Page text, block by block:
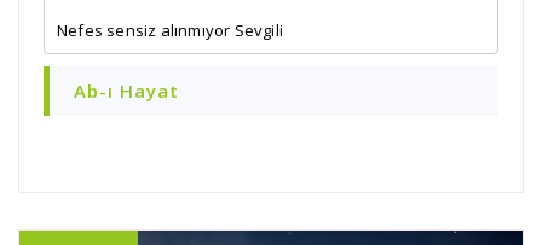
Nefes sensiz alınmıyor Sevgili
Ab-ı Hayat